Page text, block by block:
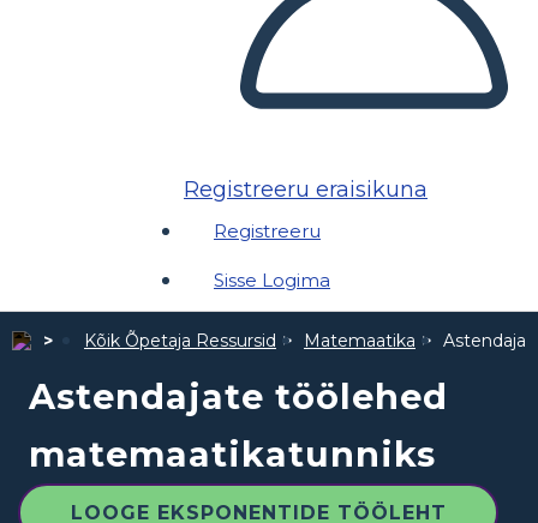
Registreeru eraisikuna
Registreeru
Sisse Logima
Kõik Õpetaja Ressursid Matemaatika
Astendajate töölehed
matemaatikatunniks
LOOGE EKSPONENTIDE TÖÖLEHT